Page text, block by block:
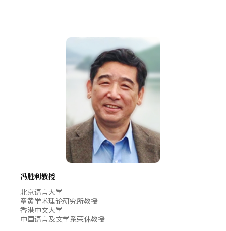
冯胜利教授
北京语言大学
章黄学术理论研究所教授
香港中文大学
中国语言及文学系荣休教授